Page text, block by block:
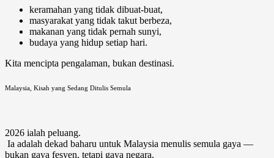
keramahan yang tidak dibuat-buat,
masyarakat yang tidak takut berbeza,
makanan yang tidak pernah sunyi,
budaya yang hidup setiap hari.
Kita mencipta pengalaman, bukan destinasi.
Malaysia, Kisah yang Sedang Ditulis Semula
2026 ialah peluang.
Ia adalah dekad baharu untuk Malaysia menulis semula gaya —
bukan gaya fesyen, tetapi gaya negara.